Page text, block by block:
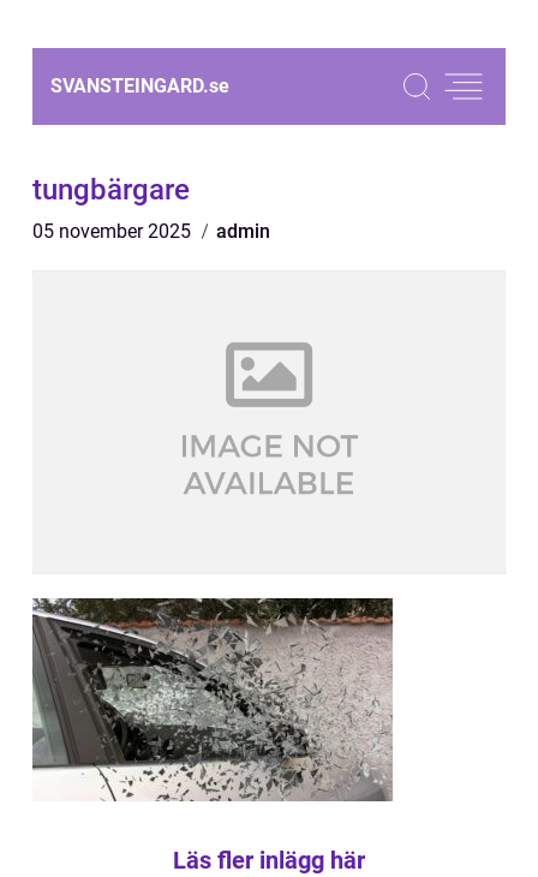
SVANSTEINGARD.se
tungbärgare
05 november 2025 admin
Läs fler inlägg här